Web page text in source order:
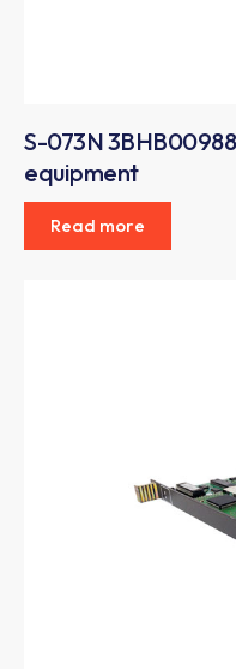
S-073N
equipment
Read more